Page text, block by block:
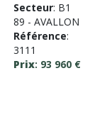
Secteur: B1
89 - AVALLON
Référence:
3111
Prix: 93 960 €